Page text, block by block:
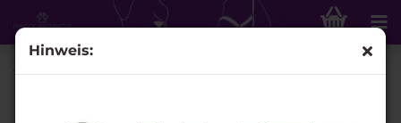
Hinweis:
Trachtenherz mit Steg